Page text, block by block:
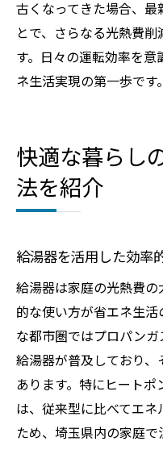
古くなってきた場合、
とで、さらなる光熱費
す。日々の運転効率を
ネ生活実現の第一歩です。
快適な暮らし
法を紹介
給湯器を活用した効率
給湯器は家庭の光熱費
的な使い方が省エネ生
な都市圏ではプロパン
給湯器が普及しており
あります。特にヒート
は、従来型に比べてエ
ため、埼玉県内の家庭で